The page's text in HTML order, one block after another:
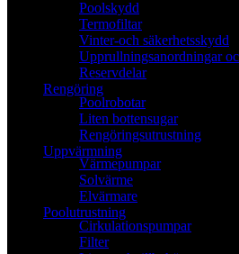
Poolskydd
Termofiltar
Vinter-och säkerhetsskydd
Upprullningsanordningar
Reservdelar
Rengöring
Poolrobotar
Liten bottensugar
Rengöringsutrustning
Uppvärmning
Värmepumpar
Solvärme
Elvärmare
Poolutrustning
Cirkulationspumpar
Filter